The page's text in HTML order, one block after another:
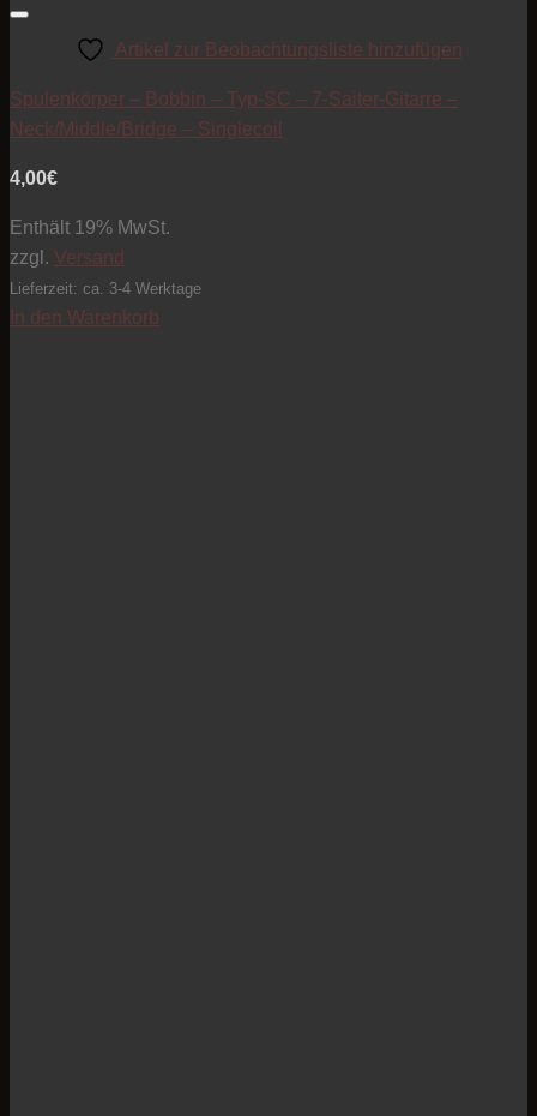
Artikel zur Beobachtungsliste hinzufügen
Spulenkörper – Bobbin – Typ-SC – 7-Saiter-Gitarre –
Neck/Middle/Bridge – Singlecoil
4,00€
Enthält 19% MwSt.
zzgl. Versand
Lieferzeit: ca. 3-4 Werktage
In den Warenkorb